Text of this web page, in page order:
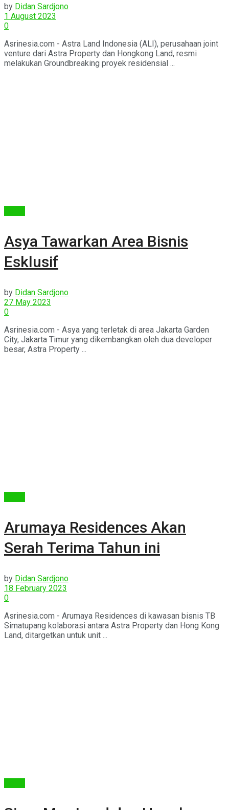
by Didan Sardjono
1 August 2023
0
Asrinesia.com - Astra Land Indonesia (ALI), perusahaan joint
venture dari Astra Property dan Hongkong Land, resmi
melakukan Groundbreaking proyek residensial ...
Asya Tawarkan Area Bisnis
Esklusif
by Didan Sardjono
27 May 2023
0
Asrinesia.com - Asya yang terletak di area Jakarta Garden
City, Jakarta Timur yang dikembangkan oleh dua developer
besar, Astra Property ...
Arumaya Residences Akan
Serah Terima Tahun ini
by Didan Sardjono
18 February 2023
0
Asrinesia.com - Arumaya Residences di kawasan bisnis TB
Simatupang kolaborasi antara Astra Property dan Hong Kong
Land, ditargetkan untuk unit ...